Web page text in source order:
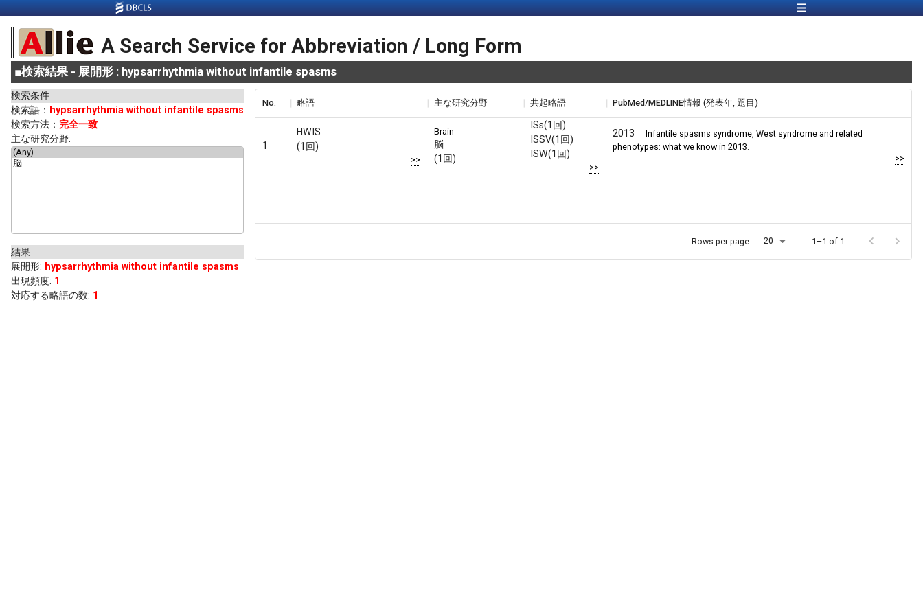
A Search Service for Abbreviation / Long Form
■検索結果 - 展開形 : hypsarrhythmia without infantile spasms
検索条件
検索語： hypsarrhythmia without infantile spasms
検索方法： 完全一致
主な研究分野:
結果
展開形: hypsarrhythmia without infantile spasms
出現頻度: 1
対応する略語の数: 1
No. 略語 主な研究分野 共起略語 PubMed/MEDLINE情報 (発表年, 題目)
1
HWIS
(1回)
>>
Brain
脳
(1回)
ISs(1回)
ISSV(1回)
ISW(1回)
>>
2013
Infantile spasms syndrome, West syndrome and related
phenotypes: what we know in 2013.
>>
Rows per page: 20 1–1 of 1